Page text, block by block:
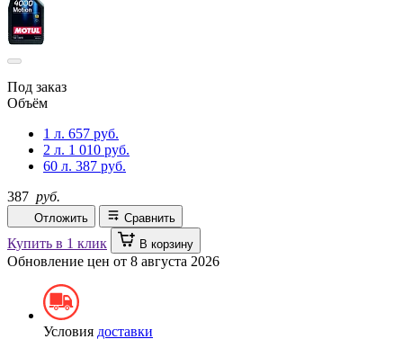
Под заказ
Объём
1 л. 657 руб.
2 л. 1 010 руб.
60 л. 387 руб.
387 руб.
Отложить Сравнить
Купить в 1 клик В корзину
Обновление цен от 8 августа 2026
Условия доставки